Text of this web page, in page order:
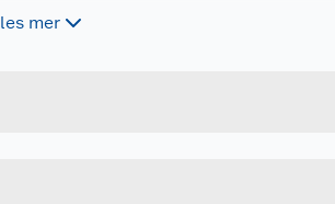
les merForpakningsmål